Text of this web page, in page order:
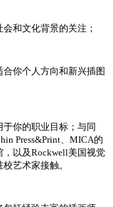
和文化背景的关注；
你个人方向和新兴插图
你的职业目标；与同
Press&Print、MICA的
以及Rockwell美国视觉
艺术家接触。